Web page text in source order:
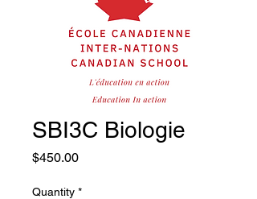
SBI3C Biologie
$450.00Price
Quantity *